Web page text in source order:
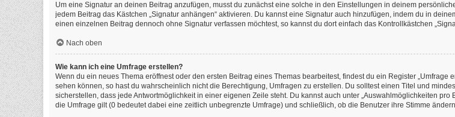
Um eine Signatur an deinen Beitrag anzufügen, musst du zunächst eine solche in den Einstellungen in deinem
jedem Beitrag das Kästchen „Signatur anhängen“ aktivieren. Du kannst eine Signatur auch hinzufügen, indem du in
einen einzelnen Beitrag dennoch ohne Signatur verfassen möchtest, so kannst du dort einfach das Kontrollkästchen
Nach oben
Wie kann ich eine Umfrage erstellen?
Wenn du ein neues Thema eröffnest oder den ersten Beitrag eines Themas bearbeitest, findest du ein Register
sehen können, so hast du wahrscheinlich nicht die Berechtigung, Umfragen zu erstellen. Du solltest einen Titel und
sicherstellen, dass jede Antwortmöglichkeit in einer eigenen Zeile steht. Du kannst auch unter „Auswahlmöglichkeiten
die Umfrage gilt (0 bedeutet dabei eine zeitlich unbegrenzte Umfrage) und schließlich, ob die Benutzer ihre Stimme